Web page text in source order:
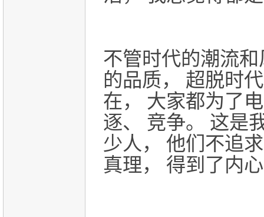
不管时代的潮流
的品质， 超脱时
在， 大家都为了
逐、 竞争。 这是
少人， 他们不追
真理， 得到了内